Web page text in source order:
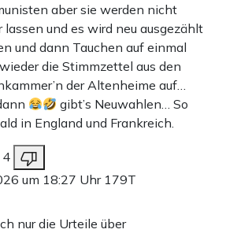
aber sie werden nicht
lassen und es wird neu ausgezählt
und dann Tauchen auf einmal
die Stimmzettel aus den
der Altenheime auf…
gibt’s Neuwahlen… So
in England und Frankreich.
4
um 18:27 Uhr 179T
nur die Urteile über